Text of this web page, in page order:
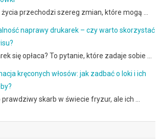
życia przechodzi szereg zmian, które mogą …
naprawy drukarek – czy warto skorzystać
się opłaca? To pytanie, które zadaje sobie …
kręconych włosów: jak zadbać o loki i ich
prawdziwy skarb w świecie fryzur, ale ich …